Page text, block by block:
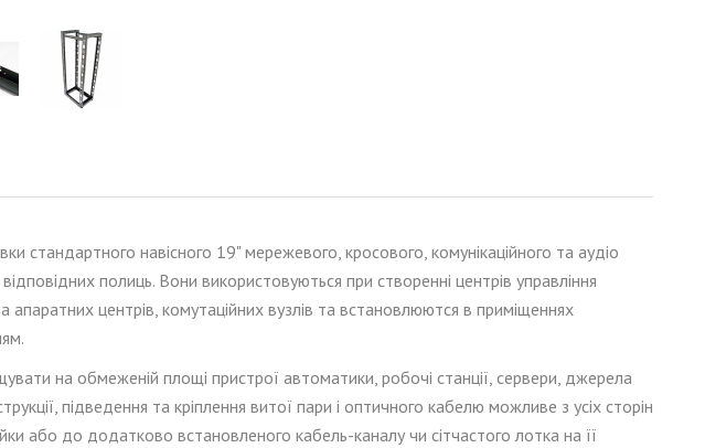
стандартного навісного 19" мережевого, кросового, комунікаційного та аудіо
полиць. Вони використовуються при створенні центрів управління
центрів, комутаційних вузлів та встановлюются в приміщеннях
.
на обмеженій площі пристрої автоматики, робочі станції, сервери, джерела
підведення та кріплення витої пари і оптичного кабелю можливе з усіх сторін
або до додатково встановленого кабель-каналу чи сітчастого лотка на її